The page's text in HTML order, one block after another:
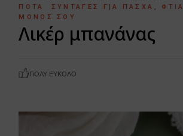
ΠΟΤΆ
ΣΥΝΤΑΓΈΣ ΓΙΑ ΠΆΣΧΑ
ΜΌΝΟΣ ΣΟΥ
Λικέρ μπανάνας
ΠΟΛΎ ΕΎΚΟΛΟ